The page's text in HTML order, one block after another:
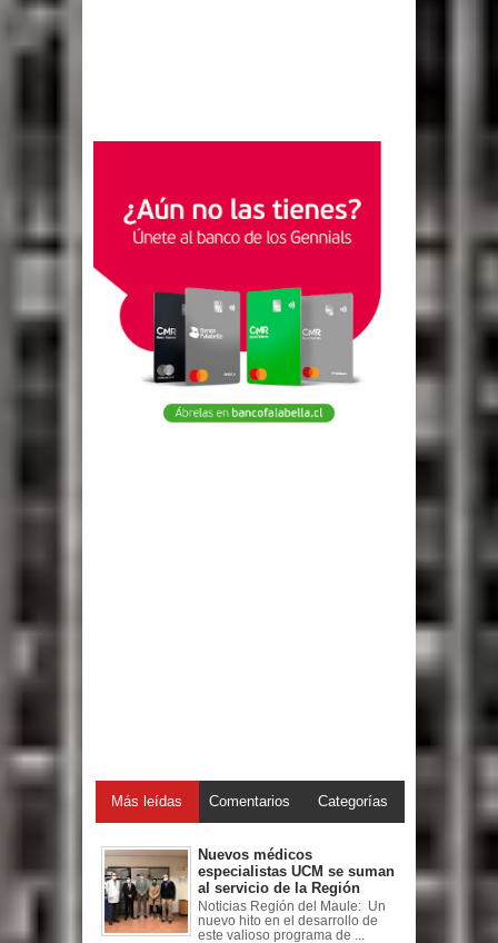
Más leídas Comentarios Categorías
Nuevos médicos
especialistas UCM se suman
al servicio de la Región
Noticias Región del Maule: Un
nuevo hito en el desarrollo de
este valioso programa de ...